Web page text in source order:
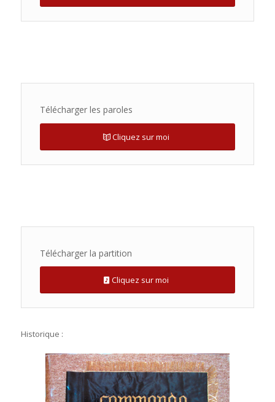
Télécharger les paroles
Cliquez sur moi
Télécharger la partition
Cliquez sur moi
Historique :